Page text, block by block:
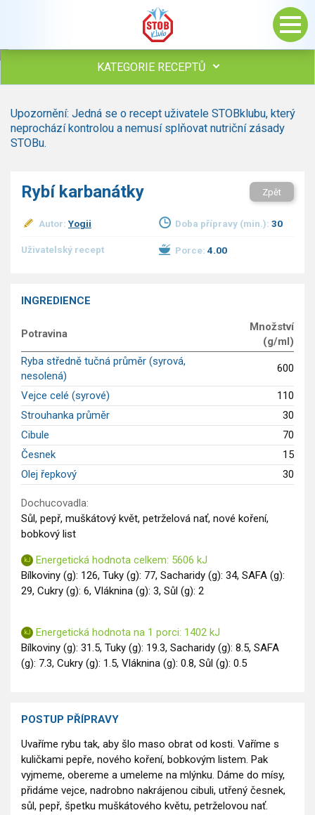
KATEGORIE RECEPTŮ
Polévky
Studená kuchyně
hovězí, telecí
vnitřnosti
Omáčky
Saláty
Sladké pokrmy
Dezerty
Nápoje
Ostatní
Dětské recepty
GLP-1 recepty
Upozornění: Jedná se o recept uživatele STOBklubu, který
neprochází kontrolou a nemusí splňovat nutriční zásady
STOBu.
Rybí karbanátky Zpět
Autor: Yogii Doba přípravy (min.): 30
Uživatelský recept Porce: 4.00
INGREDIENCE
Potravina
Množství
(g/ml)
Ryba středně tučná průměr (syrová,
nesolená)
600
Vejce celé (syrové)
110
Strouhanka průměr
30
Cibule
70
Česnek
15
Olej řepkový
30
Dochucovadla:
Sůl, pepř, muškátový květ, petrželová nať, nové koření,
bobkový list
Energetická hodnota celkem: 5606 kJ
Bílkoviny (g): 126, Tuky (g): 77, Sacharidy (g): 34, SAFA (g):
29, Cukry (g): 6, Vláknina (g): 3, Sůl (g): 2
Energetická hodnota na 1 porci: 1402 kJ
Bílkoviny (g): 31.5, Tuky (g): 19.3, Sacharidy (g): 8.5, SAFA
(g): 7.3, Cukry (g): 1.5, Vláknina (g): 0.8, Sůl (g): 0.5
POSTUP PŘÍPRAVY
Uvaříme rybu tak, aby šlo maso obrat od kosti. Vaříme s
kuličkami pepře, nového koření, bobkovým listem. Pak
vyjmeme, obereme a umeleme na mlýnku. Dáme do mísy,
přidáme vejce, nadrobno nakrájenou cibuli, utřený česnek,
sůl, pepř, špetku muškátového květu, petrželovou nať.